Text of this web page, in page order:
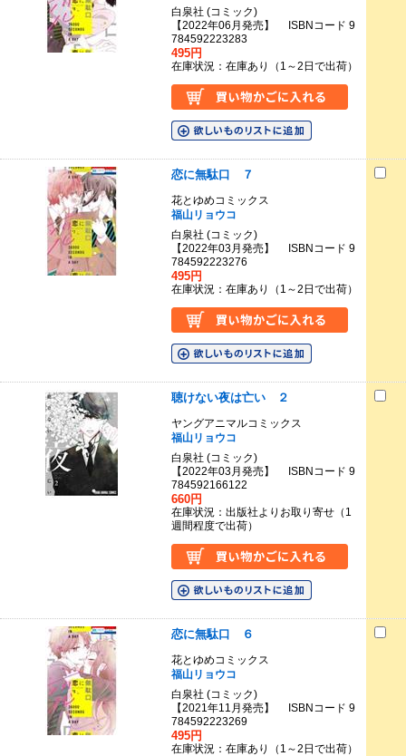
白泉社 (コミック)
【2022年06月発売】 ISBNコード 9
784592223283
495円
在庫状況：在庫あり（1～2日で出荷）
恋に無駄口 ７
花とゆめコミックス
福山リョウコ
白泉社 (コミック)
【2022年03月発売】 ISBNコード 9
784592223276
495円
在庫状況：在庫あり（1～2日で出荷）
聴けない夜は亡い ２
ヤングアニマルコミックス
福山リョウコ
白泉社 (コミック)
【2022年03月発売】 ISBNコード 9
784592166122
660円
在庫状況：出版社よりお取り寄せ（1
週間程度で出荷）
恋に無駄口 ６
花とゆめコミックス
福山リョウコ
白泉社 (コミック)
【2021年11月発売】 ISBNコード 9
784592223269
495円
在庫状況：在庫あり（1～2日で出荷）